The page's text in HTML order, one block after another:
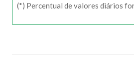
(*) Percentual de valores diários